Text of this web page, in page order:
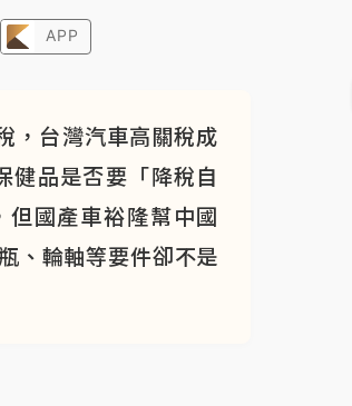
APP
，台灣汽車高關稅成
健品是否要「降稅自
國產車裕隆幫中國
、輪軸等要件卻不是